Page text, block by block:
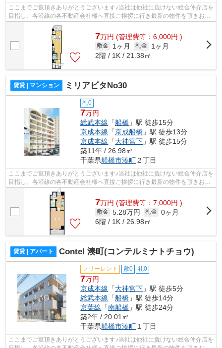
ここまでご覧頂きありがとうございます♪当社は他社に負けない総合仲介店を
目指し、各沿線の各不動産会社様へ直接ご挨拶に行き最新の物件を頂きお客
様へ提供しております！最新の情報は...
7万円 (管理費等：6,000円 )
敷金 1ヶ月 礼金
1ヶ月
2階 / 1K / 21.38㎡
賃貸 | マンション ミリアビタNo30
礼0
7万円
総武本線 「船橋 」駅 徒歩15分
京成本線 「京成船橋 」駅 徒歩13分
京成本線 「大神宮下 」駅 徒歩15分
築11年 / 26.98㎡
千葉県船橋市湊町２丁目
ここまでご覧頂きありがとうございます♪当社は他社に負けない総合仲介店を
目指し、各沿線の各不動産会社様へ直接ご挨拶に行き最新の物件を頂きお客
様へ提供しております！最新の情報は...
7万円 (管理費等：7,000円 )
敷金 5.28万円 礼金 0ヶ月
6階 / 1K / 26.98㎡
賃貸 | アパート Contel 湊町(コンテルミナトチョウ)
フリーレント 敷0 礼0
7万円
京成本線 「大神宮下 」駅 徒歩5分
総武本線 「船橋 」駅 徒歩14分
京葉線 「南船橋 」駅 徒歩24分
築2年 / 20.01㎡
千葉県船橋市湊町 １丁目
ここまでご覧頂きありがとうございます♪当社は他社に負けない総合仲介店を